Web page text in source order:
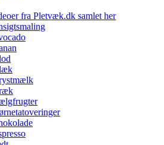
fra Pletvæk.dk samlet her